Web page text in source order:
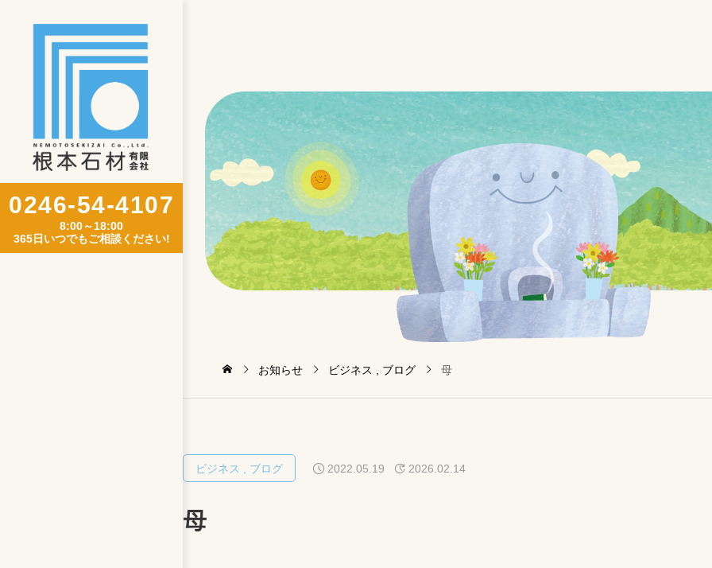
0246-54-4107
8:00～18:00
365日いつでもご相談ください!
お知らせ ビジネス ブログ 母
ビジネス ブログ 2022.05.19 2026.02.14
母